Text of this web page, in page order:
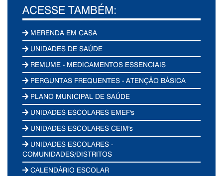
ACESSE TAMBÉM:
MERENDA EM CASA
UNIDADES DE SAÚDE
REMUME - MEDICAMENTOS ESSENCIAIS
PERGUNTAS FREQUENTES - ATENÇÃO BÁSICA
PLANO MUNICIPAL DE SAÚDE
UNIDADES ESCOLARES EMEF's
UNIDADES ESCOLARES CEIM's
UNIDADES ESCOLARES -
COMUNIDADES/DISTRITOS
CALENDÁRIO ESCOLAR